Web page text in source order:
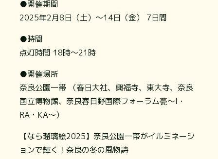
●開催期間
2025年2月8日（土）～14日（金） 7日間
●時間
点灯時間 18時～21時
●開催場所
奈良公園一帯 （春日大社、興福寺、東大寺、奈良
国立博物館、奈良春日野国際フォーラム甍～I・
RA・KA～）
【なら瑠璃絵2025】奈良公園一帯がイルミネーシ
ョンで輝く！奈良の冬の風物詩